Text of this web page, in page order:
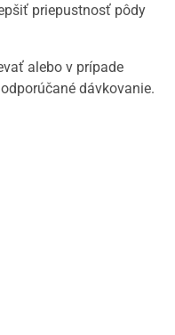
priepustnosť pôdy
alebo v prípade
dávkovanie.